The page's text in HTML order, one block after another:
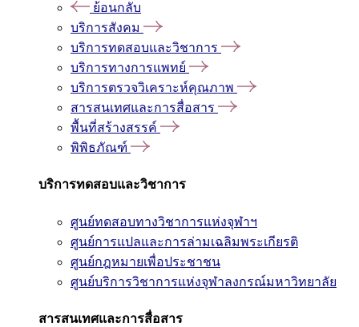
ย้อนกลับ
บริการสังคม
บริการทดสอบและวิชาการ
บริการทางการแพทย์
บริการตรวจวิเคราะห์คุณภาพ
สารสนเทศและการสื่อสาร
พื้นที่สร้างสรรค์
พิพิธภัณฑ์
บริการทดสอบและวิชาการ
ศูนย์ทดสอบทางวิชาการแห่งจุฬาฯ
ศูนย์การแปลและการล่ามเฉลิมพระเกียรติ
ศูนย์กฎหมายเพื่อประชาชน
ศูนย์บริการวิชาการแห่งจุฬาลงกรณ์มหาวิทยาลัย
สารสนเทศและการสื่อสาร